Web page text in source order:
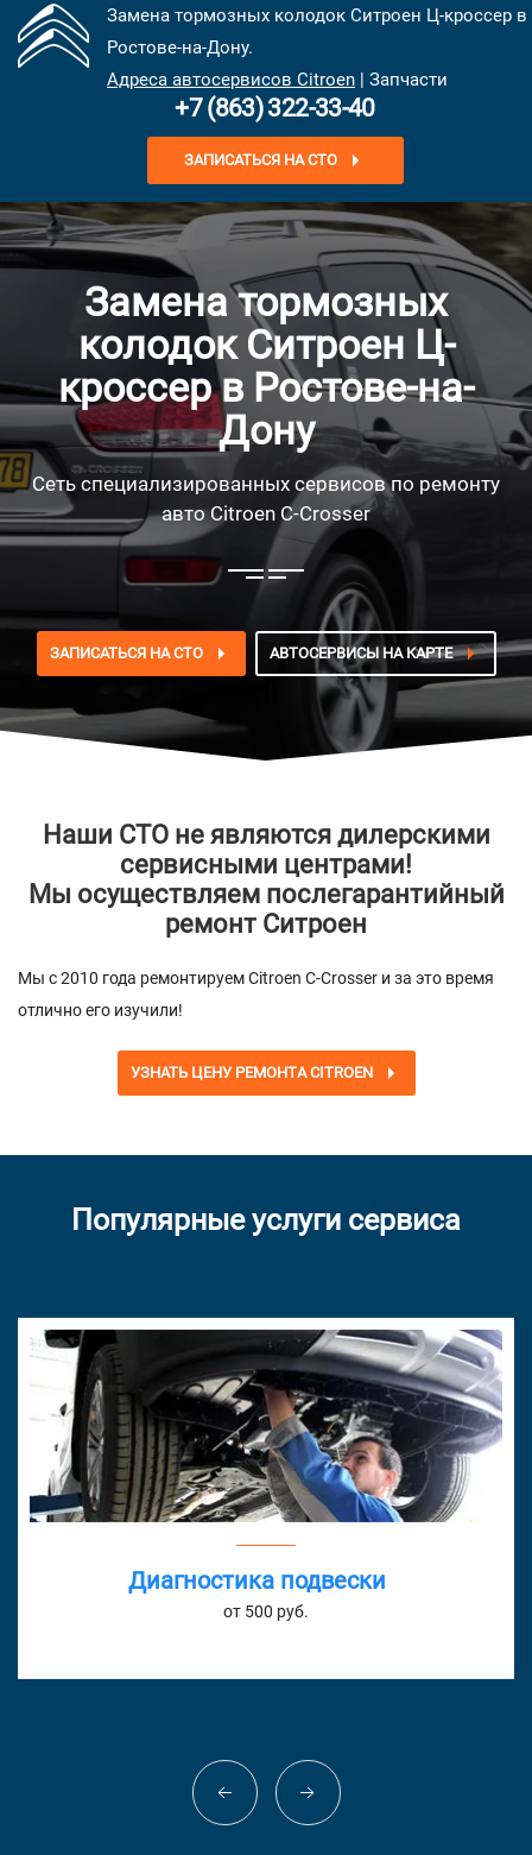
Замена тормозных колодок Ситроен Ц-кроссер в
Ростове-на-Дону.
Адреса автосервисов Citroen | Запчасти
+7 (863) 322-33-40
ЗАПИСАТЬСЯ НА СТО
Замена тормозных
колодок Ситроен Ц-
кроссер в Ростове-на-
Дону
Сеть специализированных сервисов по ремонту
авто Citroen C-Crosser
ЗАПИСАТЬСЯ НА СТО АВТОСЕРВИСЫ НА КАРТЕ
Наши СТО не являются дилерскими
сервисными центрами!
Мы осуществляем послегарантийный
ремонт Ситроен
Мы с 2010 года ремонтируем Citroen C-Crosser и за это время
отлично его изучили!
УЗНАТЬ ЦЕНУ РЕМОНТА CITROEN
Популярные услуги сервиса
Диагностика подвески
от 500 руб.